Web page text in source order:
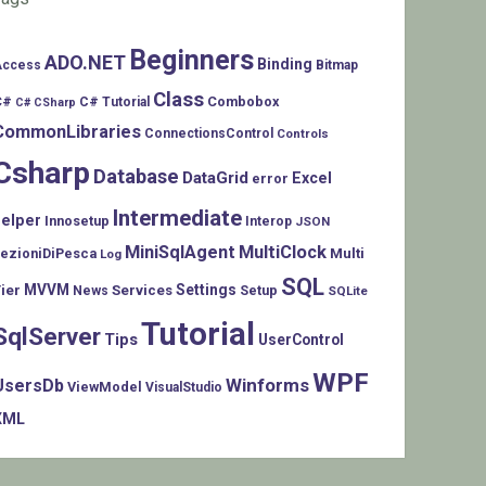
ADO.NET Beginners Binding Bitmap
C# CSharp C# Tutorial Class Combobox
ConnectionsControl Controls
Database DataGrid error Excel
Innosetup Intermediate Interop JSON
Log MiniSqlAgent MultiClock Multi
MVVM News Services Settings Setup SQL SQLite
TipsTutorial UserControl
ViewModel VisualStudio WinformsWPF